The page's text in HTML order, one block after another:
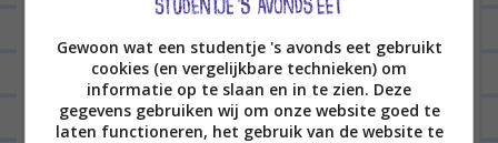
hoogte van nieuwe recepten viaFACEBOOK
Trouwens… Wist je dat ik drieboekenschreef?
Gewoon wat een studentje 's avonds eet gebruikt
cookies (en vergelijkbare technieken) om
informatie op te slaan en in te zien. Deze
gegevens gebruiken wij om onze website goed te
laten functioneren, het gebruik van de website te